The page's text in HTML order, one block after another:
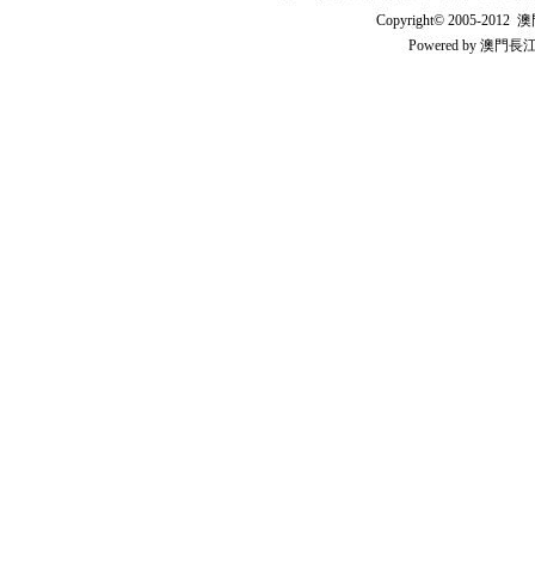
Copyright© 2005-2012 澳
Powered by 澳門長